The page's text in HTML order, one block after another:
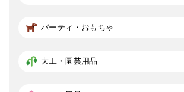
パーティ・おもちゃ
大工・園芸用品